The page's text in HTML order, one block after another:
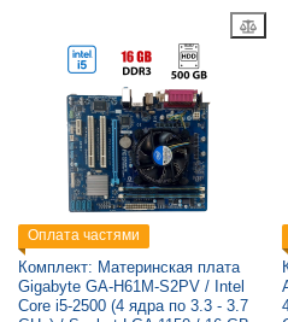
Оплата частями
Комплект: Материнская плата
Gigabyte GA-H61M-S2PV / Intel
Core i5-2500 (4 ядра по 3.3 - 3.7